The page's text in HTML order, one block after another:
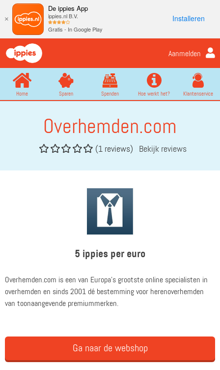
×
De ippies App
ippies.nl B.V.
Gratis - In Google Play
Installeren
Aanmelden
Home Sparen Spenden Hoe werkt het? Klantenservice
Overhemden.com
(1 reviews) Bekijk reviews
5 ippies per euro
Overhemden.com is een van Europa's grootste online specialisten in
overhemden en sinds 2001 dé bestemming voor herenoverhemden
van toonaangevende premiummerken.
Ga naar de webshop